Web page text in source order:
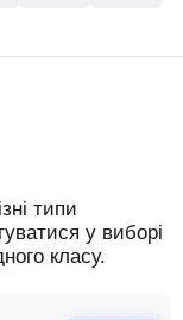
у виборі
класу.